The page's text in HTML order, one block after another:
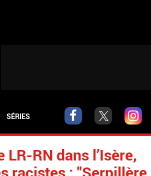
SÉRIES
RN dans l’Isère,